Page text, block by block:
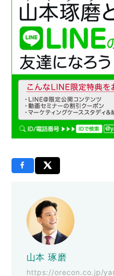
山本 琢磨
https://orecon.co.jp/